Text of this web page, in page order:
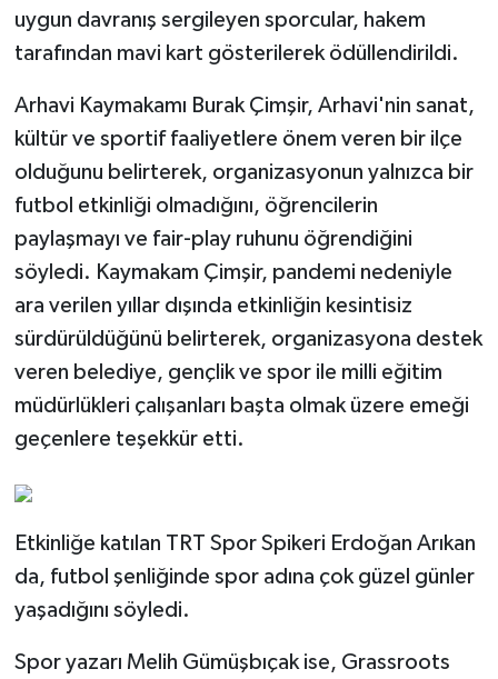
uygun davranış sergileyen sporcular, hakem
tarafından mavi kart gösterilerek ödüllendirildi.
Arhavi Kaymakamı Burak Çimşir, Arhavi'nin sanat,
kültür ve sportif faaliyetlere önem veren bir ilçe
olduğunu belirterek, organizasyonun yalnızca bir
futbol etkinliği olmadığını, öğrencilerin
paylaşmayı ve fair-play ruhunu öğrendiğini
söyledi. Kaymakam Çimşir, pandemi nedeniyle
ara verilen yıllar dışında etkinliğin kesintisiz
sürdürüldüğünü belirterek, organizasyona destek
veren belediye, gençlik ve spor ile milli eğitim
müdürlükleri çalışanları başta olmak üzere emeği
geçenlere teşekkür etti.
Etkinliğe katılan TRT Spor Spikeri Erdoğan Arıkan
da, futbol şenliğinde spor adına çok güzel günler
yaşadığını söyledi.
Spor yazarı Melih Gümüşbıçak ise, Grassroots